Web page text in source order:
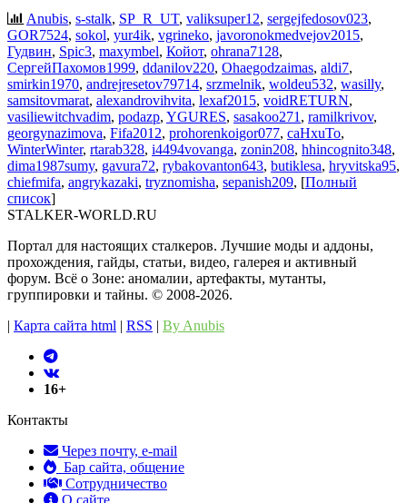
Anubis, s-stalk, SP_R_UT, valiksuper12, sergejfedosov023,
GOR7524, sokol, yur4ik, vgrineko, javoronokmedvejov2015,
Гудвин, Spic3, maxymbel, Койот, ohrana7128,
СергейПахомов1999, ddanilov220, Ohaegodzaimas, aldi7,
smirkin1970, andrejresetov79714, srzmelnik, woldeu532, wasilly,
samsitovmarat, alexandrovihvita, lexaf2015, voidRETURN,
vasiliewitchvadim, podazp, YGURES, sasakoo271 , ramilkrivov,
georgynazimova, Fifa2012, prohorenkoigor077, caHxuTo,
WinterWinter, rtarab328, i4494vovanga, zonin208, hhincognito348,
dima1987sumy, gavura72, rybakovanton643, butiklesa, hryvitska95,
chiefmifa, angrykazaki, tryznomisha, sepanish209, [Полный
список]
STALKER-WORLD.RU
Портал для настоящих сталкеров. Лучшие моды и аддоны,
прохождения, гайды, статьи, видео, галерея и активный
форум. Всё о Зоне: аномалии, артефакты, мутанты,
группировки и тайны. ©️ 2008-2026.
| Карта сайта html | RSS | By Anubis
16+
Контакты
Через почту, e-mail
Бар сайта, общение
Сотрудничество
О сайте